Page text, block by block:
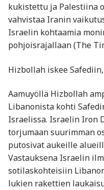
kukistettu ja Palestiina
vahvistaa Iranin
Israelin kohtaamia
pohjoisrajallaan​ (The
Hizbollah iskee
Aamuyöllä Hizbollah
Libanonista kohti
Israelissa. Israelin Iron
torjumaan suurimman
putosivat aukeille
Vastauksena Israelin
sotilaskohteisiin
lukien rakettien